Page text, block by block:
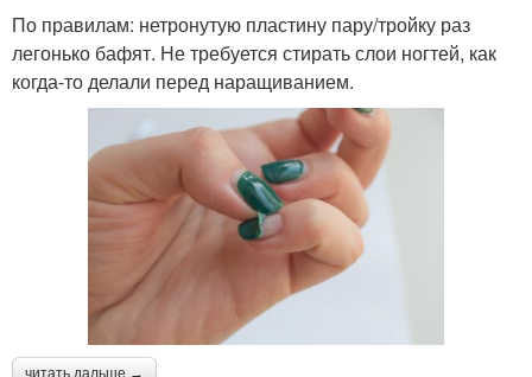
По правилам: нетронутую пластину пару/тройку раз
легонько бафят. Не требуется стирать слои ногтей, как
когда-то делали перед наращиванием.
читать дальше →